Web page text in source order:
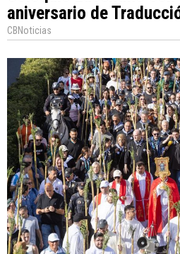
aniversario de
CBNoticias